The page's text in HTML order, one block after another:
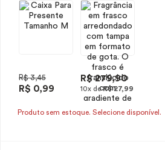
R$ 3,45
R$ 0,99
R$ 279,90
10x deR$ 27,99
Produto sem estoque. Selecione disponível.